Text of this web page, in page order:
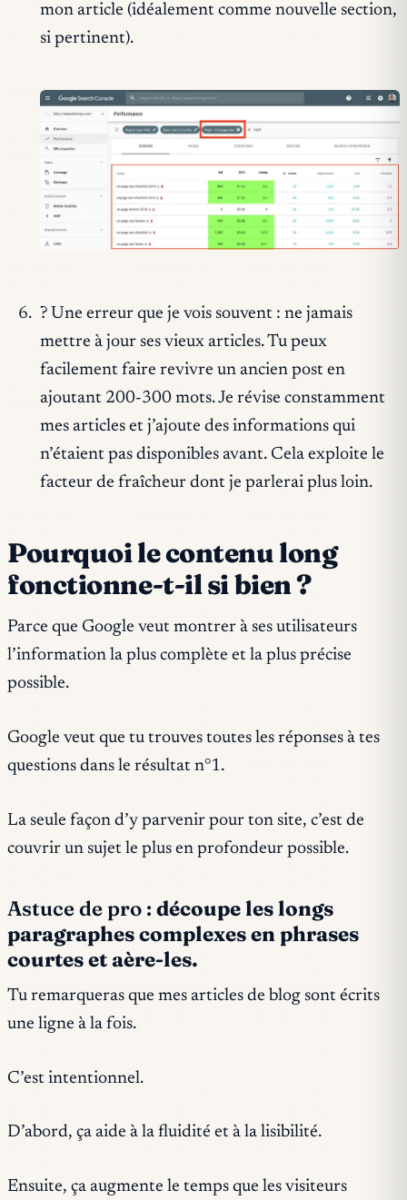
mon article (idéalement comme nouvelle section,
si pertinent).
? Une erreur que je vois souvent : ne jamais
mettre à jour ses vieux articles. Tu peux
facilement faire revivre un ancien post en
ajoutant 200-300 mots. Je révise constamment
mes articles et j’ajoute des informations qui
n’étaient pas disponibles avant. Cela exploite le
facteur de fraîcheur dont je parlerai plus loin.
Pourquoi le contenu long
fonctionne-t-il si bien ?
Parce que Google veut montrer à ses utilisateurs
l’information la plus complète et la plus précise
possible.
Google veut que tu trouves toutes les réponses à tes
questions dans le résultat n°1.
La seule façon d’y parvenir pour ton site, c’est de
couvrir un sujet le plus en profondeur possible.
Astuce de pro : découpe les longs
paragraphes complexes en phrases
courtes et aère-les.
Tu remarqueras que mes articles de blog sont écrits
une ligne à la fois.
C’est intentionnel.
D’abord, ça aide à la fluidité et à la lisibilité.
Ensuite, ça augmente le temps que les visiteurs